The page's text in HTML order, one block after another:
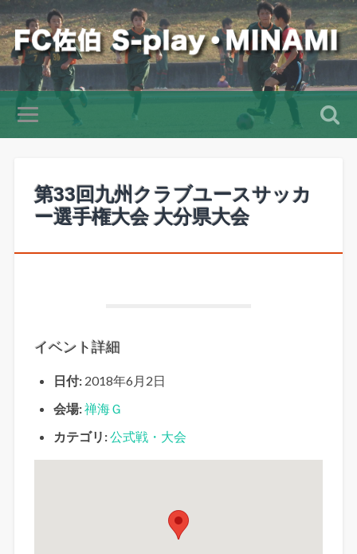
第33回九州クラブユースサッカ
ー選手権大会 大分県大会
イベント詳細
日付: 2018年6月2日
会場:禅海Ｇ
カテゴリ:公式戦・大会